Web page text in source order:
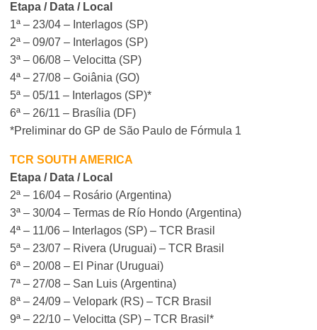
Etapa / Data / Local
1ª – 23/04 – Interlagos (SP)
2ª – 09/07 – Interlagos (SP)
3ª – 06/08 – Velocitta (SP)
4ª – 27/08 – Goiânia (GO)
5ª – 05/11 – Interlagos (SP)*
6ª – 26/11 – Brasília (DF)
*Preliminar do GP de São Paulo de Fórmula 1
TCR SOUTH AMERICA
Etapa / Data / Local
2ª – 16/04 – Rosário (Argentina)
3ª – 30/04 – Termas de Río Hondo (Argentina)
4ª – 11/06 – Interlagos (SP) – TCR Brasil
5ª – 23/07 – Rivera (Uruguai) – TCR Brasil
6ª – 20/08 – El Pinar (Uruguai)
7ª – 27/08 – San Luis (Argentina)
8ª – 24/09 – Velopark (RS) – TCR Brasil
9ª – 22/10 – Velocitta (SP) – TCR Brasil*